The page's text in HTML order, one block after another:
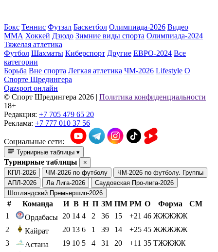
Бокс Теннис Футзал Баскетбол Олимпиада-2026 Видео
ММА Хоккей Дзюдо Зимние виды спорта Олимпиада-2024
Тяжелая атлетика
Футбол Шахматы Киберспорт Другие ЕВРО-2024 Все
категории
Борьба Вне спорта Легкая атлетика ЧМ-2026 Lifestyle О
Спорте Шредингера
Qazsport онлайн
© Cпорт Шредингера 2026 | Политика конфиденциальности
18+
Редакция: +7 705 479 65 20
Реклама: +7 777 010 37 56
Социальные сети:
Турнирные таблицы ▾
Турнирные таблицы
×
КПЛ-2026
ЧМ-2026 по футболу
ЧМ-2026 по футболу. Группы
АПЛ-2026
Ла Лига-2026
Саудовская Про-лига-2026
Шотландский Премьершип-2026
# Команда И В Н П ЗМ ПМ РМ О Форма
СМ
1
Ордабасы 20 14 4 2 36 15 +21 46 ЖЖЖЖЖ
2
Кайрат 20 13 6 1 39 14 +25 45 ЖЖЖЖЖ
3
Астана 19 10 5 4 31 20 +11 35 ТЖЖЖЖ